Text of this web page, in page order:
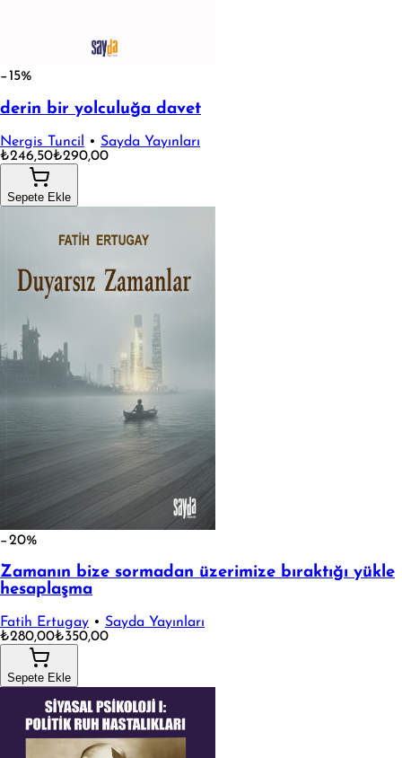
−15%
derin bir yolculuğa davet
Nergis Tuncil • Sayda Yayınları
₺246,50₺290,00
Sepete Ekle
−20%
Zamanın bize sormadan üzerimize bıraktığı yükle
hesaplaşma
Fatih Ertugay • Sayda Yayınları
₺280,00₺350,00
Sepete Ekle